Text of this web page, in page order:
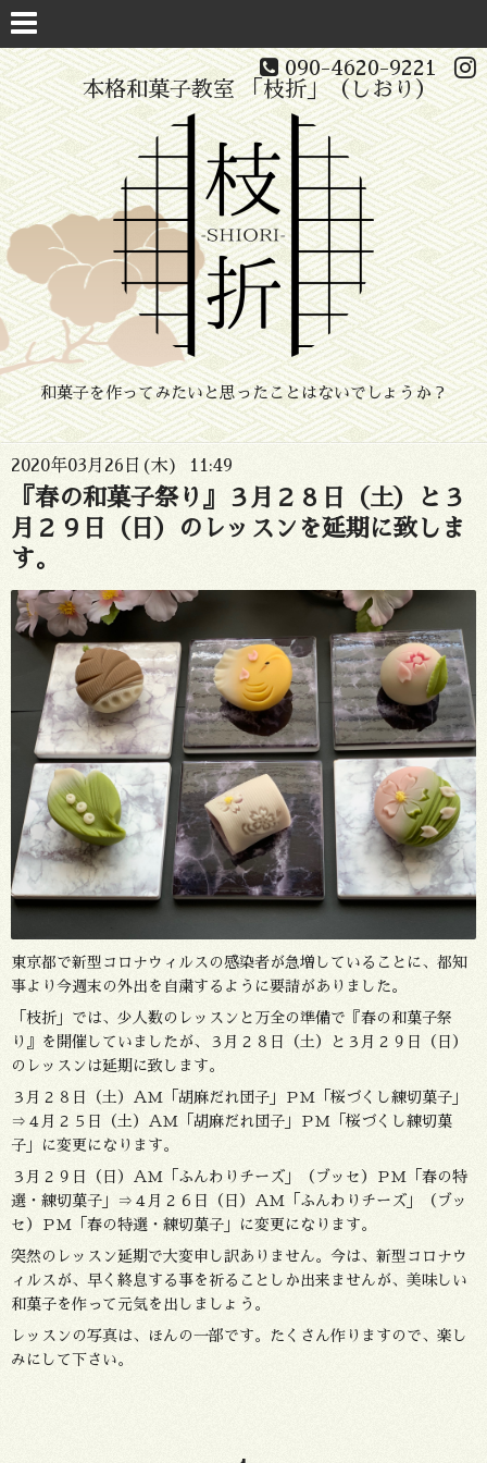
090-4620-9221
本格和菓子教室 「枝折」（しおり）
和菓子を作ってみたいと思ったことはないでしょうか？
2020年03月26日(木) 11:49
『春の和菓子祭り』３月２８日（土）と３
月２９日（日）のレッスンを延期に致しま
す。
東京都で新型コロナウィルスの感染者が急増していることに、都知
事より今週末の外出を自粛するように要請がありました。
「枝折」では、少人数のレッスンと万全の準備で『春の和菓子祭
り』を開催していましたが、３月２８日（土）と３月２９日（日）
のレッスンは延期に致します。
３月２８日（土）ＡＭ「胡麻だれ団子」ＰＭ「桜づくし練切菓子」
⇒４月２５日（土）ＡＭ「胡麻だれ団子」ＰＭ「桜づくし練切菓
子」に変更になります。
３月２９日（日）ＡＭ「ふんわりチーズ」（ブッセ）ＰＭ「春の特
選・練切菓子」⇒４月２６日（日）ＡＭ「ふんわりチーズ」（ブッ
セ）ＰＭ「春の特選・練切菓子」に変更になります。
突然のレッスン延期で大変申し訳ありません。今は、新型コロナウ
ィルスが、早く終息する事を祈ることしか出来ませんが、美味しい
和菓子を作って元気を出しましょう。
レッスンの写真は、ほんの一部です。たくさん作りますので、楽し
みにして下さい。